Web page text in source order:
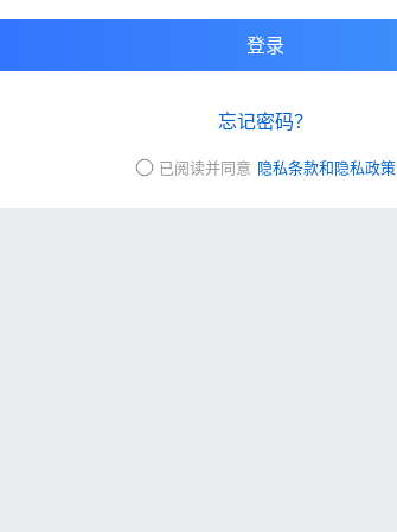
登录
忘记密码？
已阅读并同意 隐私条款和隐私政策